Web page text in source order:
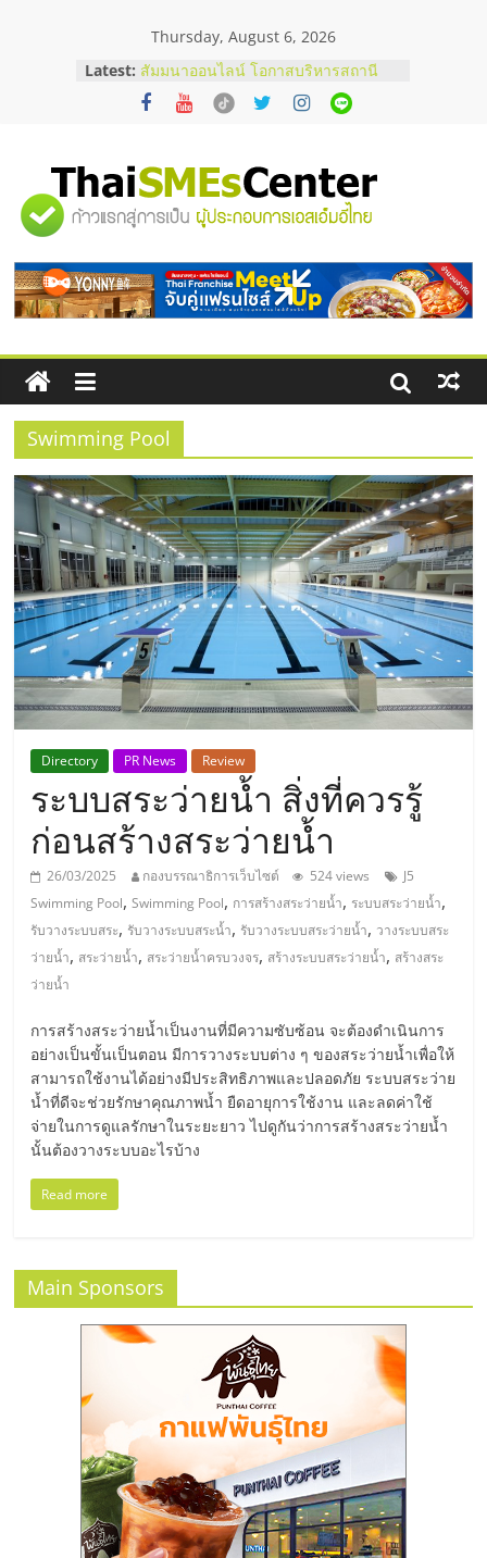
Thursday, August 6, 2026
Latest: สัมมนาออนไลน์ โอกาสบริหารสถานี
บริการน้ำมัน Shell
สัมมนาลงทุน แฟรนไชส์ยอนนี่
ร้านเครื่องเสียงคุณภาพสูง พร้อม
โซลูชันระบบภาพและเสียง
บริษัท Cybersecurity ในไทยที่ไหนดี?
โจทย์ธุรกิจ
อยากหาเงินทุน เพิ่มสภาพคล่องให้ธุรกิจ
เริ่มยังไงให้ผ่านฉลุย
"ศูนย์
รวม
ข้อมูล
ธุรกิจ
SME
แห่ง
ประเทศไทย,
ThaiSMEsCenter,
รวม
ธุรกิจ
เอ
ส
เอ็
มอี
ไทย,
SMEs,
แฟ
ไชส์,
ปรึกษา
แฟ
Swimming Pool
Directory PR News Review
ระบบสระว่ายน้ำ สิ่งที่ควรรู้
ก่อนสร้างสระว่ายน้ำ
26/03/2025 กองบรรณาธิการเว็บไซต์ 524 views
J5
Swimming Pool,Swimming Pool, การสร้างสระว่ายน้ำ, ระบบสระว่ายน้ำ,
รับวางระบบสระ, รับวางระบบสระน้ำ, รับวางระบบสระว่ายน้ำ, วางระบบสระ
ว่ายน้ำ, สระว่ายน้ำ, สระว่ายน้ำครบวงจร, สร้างระบบสระว่ายน้ำ, สร้างสระ
ว่ายน้ำ
การสร้างสระว่ายน้ำเป็นงานที่มีความซับซ้อน จะต้องดำเนินการ
อย่างเป็นขั้นเป็นตอน มีการวางระบบต่าง ๆ ของสระว่ายน้ำเพื่อให้
สามารถใช้งานได้อย่างมีประสิทธิภาพและปลอดภัย ระบบสระว่าย
น้ำที่ดีจะช่วยรักษาคุณภาพน้ำ ยืดอายุการใช้งาน และลดค่าใช้
จ่ายในการดูแลรักษาในระยะยาว ไปดูกันว่าการสร้างสระว่ายน้ำ
นั้นต้องวางระบบอะไรบ้าง
Read more
Main Sponsors